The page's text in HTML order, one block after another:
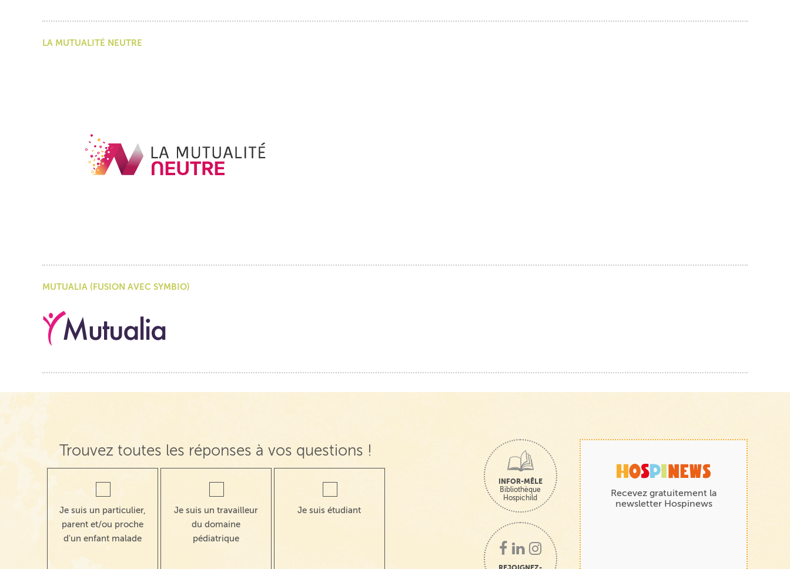
LA MUTUALITÉ NEUTRE
MUTUALIA (FUSION AVEC SYMBIO)
Navigation de post
Trouvez toutes les réponses à vos questions !
Je suis un particulier,
parent et/ou proche
d'un enfant malade
Je suis un travailleur
du domaine
pédiatrique
Je suis étudiant
INFOR-MÊLE
Bibliothèque
Hospichild
Recevez gratuitement la
newsletter Hospinews